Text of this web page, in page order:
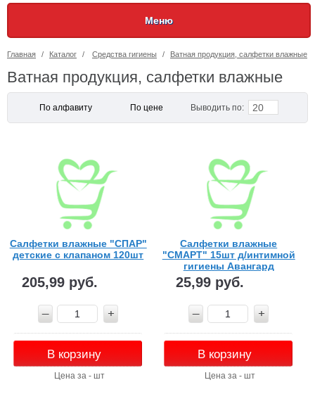
Меню
Главная / Каталог / Средства гигиены / Ватная продукция, салфетки влажные
Ватная продукция, салфетки влажные
По алфавиту По цене Выводить по: 20
Салфетки влажные "СПАР"
детские с клапаном 120шт
205,99 руб.
В корзину
Цена за - шт
Салфетки влажные
"СМАРТ" 15шт д/интимной
гигиены Авангард
25,99 руб.
В корзину
Цена за - шт